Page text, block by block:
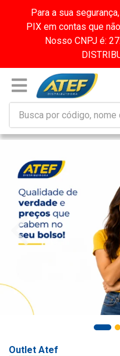
Para a sua
PIX em contas que
Nosso CNPJ é:
Outlet Atef